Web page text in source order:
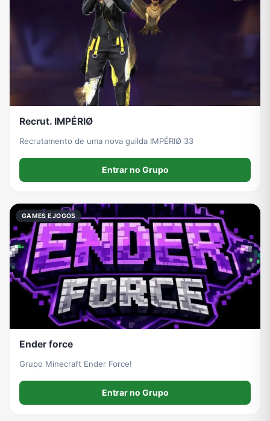
Recrut. IMPÉRIØ
Recrutamento de uma nova guilda IMPÉRIØ 33
Entrar no Grupo
GAMES E JOGOS
Ender force
Grupo Minecraft Ender Force!
Entrar no Grupo